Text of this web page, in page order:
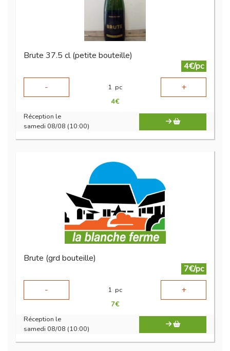
Brute 37.5 cl (petite bouteille)
4€/pc
-
1 pc +
4€
Réception le
samedi 08/08 (10:00)
Brute (grd bouteille)
7€/pc
-
1 pc +
7€
Réception le
samedi 08/08 (10:00)